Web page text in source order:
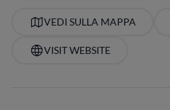
VEDI SULLA MAPPA
VISIT WEBSITE